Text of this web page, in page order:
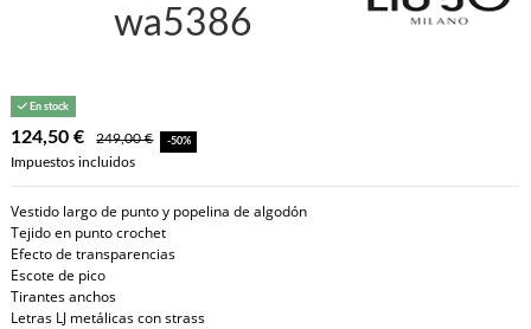
wa5386
En stock
124,50 € 249,00 € -50%
Impuestos incluidos
Vestido largo de punto y popelina de algodón
Tejido en punto crochet
Efecto de transparencias
Escote de pico
Tirantes anchos
Letras LJ metálicas con strass